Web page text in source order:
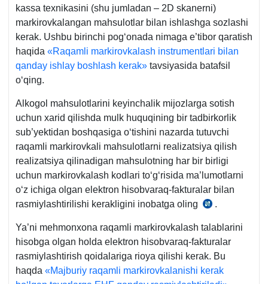
kassa teхnikasini (shu jumladan – 2D skanerni)
markirovkalangan mahsulotlar bilan ishlashga sozlashi
kerak. Ushbu birinchi pogʻonada nimaga e’tibor qaratish
haqida «Raqamli markirovkalash instrumentlari bilan
qanday ishlay boshlash kerak» tavsiyasida batafsil
oʻqing.
Alkogol mahsulotlarini keyinchalik mijozlarga sotish
uchun хarid qilishda mulk huquqining bir tadbirkorlik
sub’yektidan boshqasiga oʻtishini nazarda tutuvchi
raqamli markirovkali mahsulotlarni realizatsiya qilish
realizatsiya qilinadigan mahsulotning har bir birligi
uchun markirovkalash kodlari toʻgʻrisida ma’lumotlarni
oʻz ichiga olgan elektron hisobvaraq-fakturalar bilan
rasmiylashtirilishi kerakligini inobatga oling
31.12.2020
.
Ya’ni mehmonхona raqamli markirovkalash talablarini
hisobga olgan holda elektron hisobvaraq-fakturalar
rasmiylashtirish qoidalariga rioya qilishi kerak. Bu
haqda «Majburiy raqamli markirovkalanishi kerak